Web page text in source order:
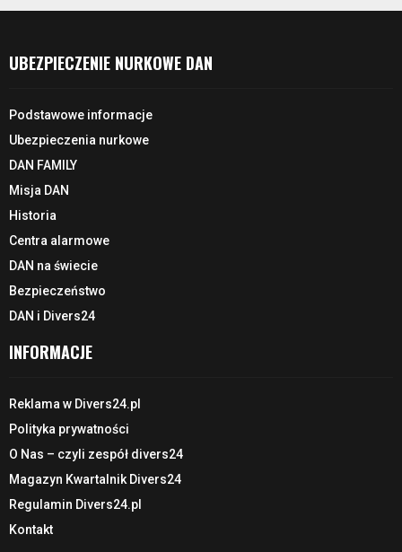
UBEZPIECZENIE NURKOWE DAN
Podstawowe informacje
Ubezpieczenia nurkowe
DAN FAMILY
Misja DAN
Historia
Centra alarmowe
DAN na świecie
Bezpieczeństwo
DAN i Divers24
INFORMACJE
Reklama w Divers24.pl
Polityka prywatności
O Nas – czyli zespół divers24
Magazyn Kwartalnik Divers24
Regulamin Divers24.pl
Kontakt